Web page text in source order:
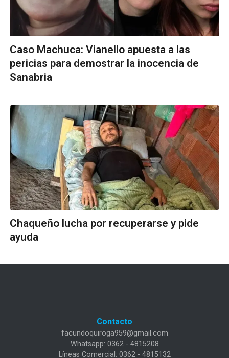
Caso Machuca: Vianello apuesta a las
pericias para demostrar la inocencia de
Sanabria
Chaqueño lucha por recuperarse y pide
ayuda
Contacto
facundoquiroga959@gmail.com
Whatsapp: 0362 - 4815208
Líneas Comercial: 0362 - 4815132